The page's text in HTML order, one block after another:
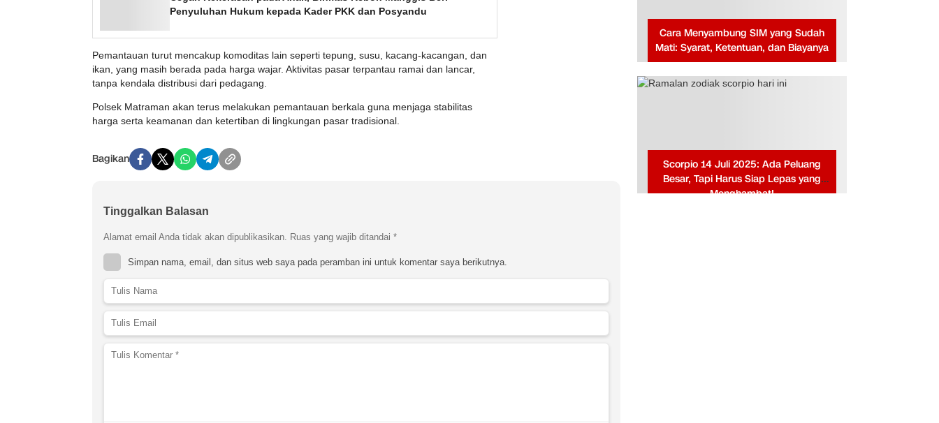
Penyuluhan Hukum kepada Kader PKK dan Posyandu
Pemantauan turut mencakup komoditas lain seperti tepung, susu, kacang-kacangan, dan
ikan, yang masih berada pada harga wajar. Aktivitas pasar terpantau ramai dan lancar,
tanpa kendala distribusi dari pedagang.
Polsek Matraman akan terus melakukan pemantauan berkala guna menjaga stabilitas
harga serta keamanan dan ketertiban di lingkungan pasar tradisional.
Bagikan
Tinggalkan Balasan
Alamat email Anda tidak akan dipublikasikan. Ruas yang wajib ditandai *
Simpan nama, email, dan situs web saya pada peramban ini untuk komentar saya berikutnya.
Cara Menyambung SIM yang Sudah
Mati: Syarat, Ketentuan, dan Biayanya
Scorpio 14 Juli 2025: Ada Peluang
Besar, Tapi Harus Siap Lepas yang
Menghambat!